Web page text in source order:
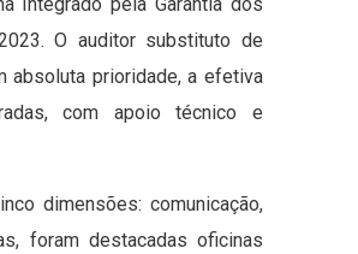
Integrado pela Garantia dos
O auditor substituto de
absoluta prioridade, a efetiva
com apoio técnico e
dimensões: comunicação,
foram destacadas oficinas